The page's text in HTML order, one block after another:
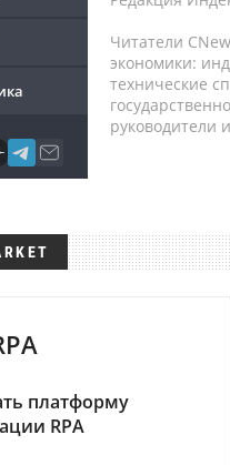
Читатели
экономики:
технические
руководители
платформу
RPA